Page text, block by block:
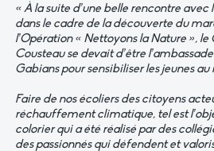
« À la suite d’une belle rencontre avec
dans le cadre de la découverte du
l’Opération « Nettoyons la Nature »,
Cousteau se devait d’être
Gabians pour sensibiliser les jeunes
Faire de nos écoliers des citoyens
réchauffement climatique, tel est
colorier qui a été réalisé par des
des passionnés qui défendent et